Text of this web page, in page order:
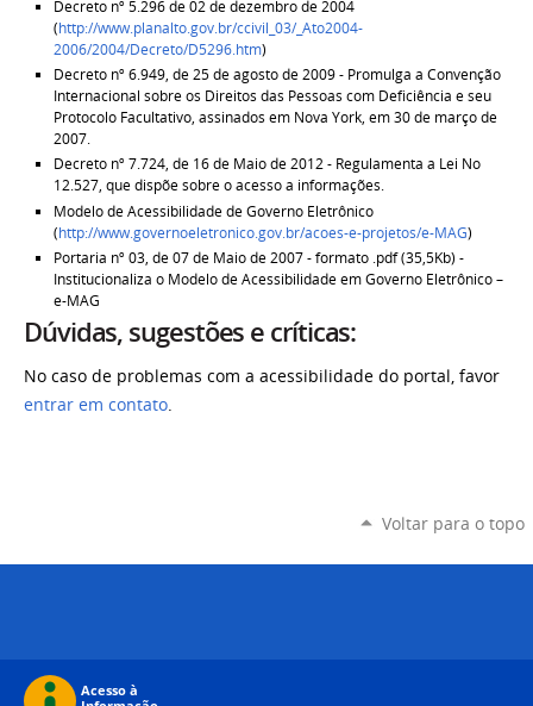
Decreto nº 5.296 de 02 de dezembro de 2004
(http://www.planalto.gov.br/ccivil_03/_Ato2004-
2006/2004/Decreto/D5296.htm)
Decreto nº 6.949, de 25 de agosto de 2009 - Promulga a Convenção
Internacional sobre os Direitos das Pessoas com Deficiência e seu
Protocolo Facultativo, assinados em Nova York, em 30 de março de
2007.
Decreto nº 7.724, de 16 de Maio de 2012 - Regulamenta a Lei No
12.527, que dispõe sobre o acesso a informações.
Modelo de Acessibilidade de Governo Eletrônico
(http://www.governoeletronico.gov.br/acoes-e-projetos/e-MAG)
Portaria nº 03, de 07 de Maio de 2007 - formato .pdf (35,5Kb) -
Institucionaliza o Modelo de Acessibilidade em Governo Eletrônico –
e-MAG
Dúvidas, sugestões e críticas:
No caso de problemas com a acessibilidade do portal, favor
entrar em contato.
Voltar para o topo